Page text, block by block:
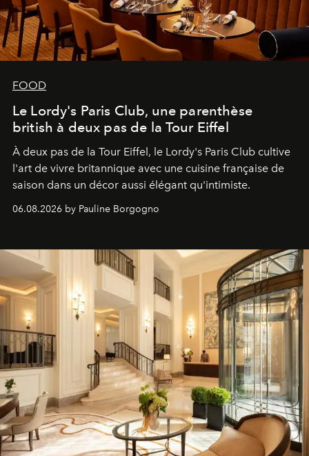
FOOD
Le Lordy's Paris Club, une parenthèse
british à deux pas de la Tour Eiffel
À deux pas de la Tour Eiffel, le Lordy's Paris Club cultive
l'art de vivre britannique avec une cuisine française de
saison dans un décor aussi élégant qu'intimiste.
06.08.2026 by Pauline Borgogno